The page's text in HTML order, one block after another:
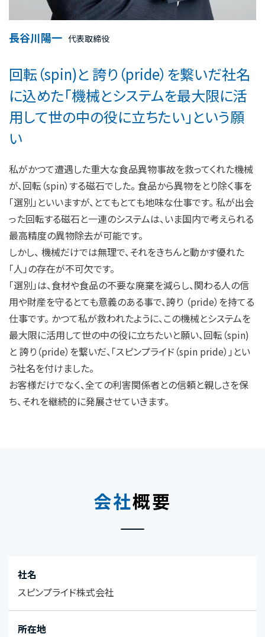
長谷川陽一 代表取締役
回転（spin)と 誇り（pride）を繋いだ社名
に込めた「機械とシステムを最大限に活
用して世の中の役に立ちたい」という願
い
私がかつて遭遇した重大な食品異物事故を救ってくれた機械
が、回転（spin）する磁石でした。 食品から異物をとり除く事を
「選別」といいますが、とてもとても地味な仕事です。 私が出会
った回転する磁石と一連のシステムは、いま国内で考えられる
最高精度の異物除去が可能です。
しかし、 機械だけでは無理で、それをきちんと動かす優れた
「人」の存在が不可欠です。
「選別」は、食材や食品の不要な廃棄を減らし、関わる人の信
用や財産を守るとても意義のある事で、誇り （pride）を持てる
仕事です。 かつて私が救われたように、この機械とシステムを
最大限に活用して世の中の役に立ちたいと願い、回転（spin)
と 誇り（pride）を繋いだ、「スピンプライド（spin pride）」とい
う社名を付けました。
お客様だけでなく、全ての利害関係者との信頼と親しさを保
ち、それを継続的に発展させていきます。
会社概要
社名
スピンプライド株式会社
所在地